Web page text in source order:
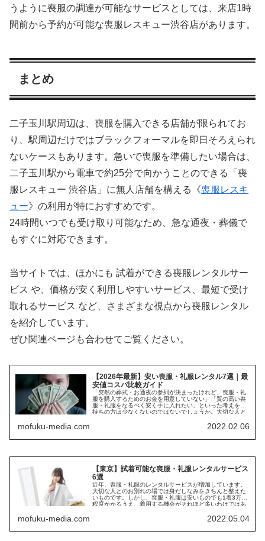
うように喪服の調達が可能なサービスとしては、来店1時
間前から予約が可能な喪服レスキュー渋谷店があります。
まとめ
二子玉川駅周辺は、喪服を購入できる店舗が限られてお
り、駅周辺だけではブラックフォーマルを即日そろえられ
ないケースもあります。急いで喪服を準備したい場合は、
二子玉川駅から電車で約25分で向かうことのできる「喪
服レスキュー 渋谷店」に無人店舗を構える《喪服レスキ
ュー》の利用が特におすすめです。
24時間いつでも受け取り可能なため、急な通夜・葬儀で
もすぐに対応できます。
当サイトでは、ほかにも 試着ができる喪服レンタルサー
ビス や、価格が安く利用しやすいサービス、最短で受け
取れるサービス など、さまざまな視点から喪服レンタル
を紹介しています。
ぜひ関連ページも合わせてご覧ください。
【2026年最新】安い喪服・礼服レンタル7選｜最
安値コスパ比較ガイド
「突然の葬式・お通夜の参列が決まったけれど、喪服・礼
服を購入するためのお金を用意していない」「質の高い喪
服・礼服をなるべく安く手に入れたい」といった考えをお
持ちの方は少なくないのではないでしょうか。大切な人と
mofuku-media.com 2022.02.06
【東京】試着可能な喪服・礼服レンタルサービス
6選
近年、喪服・礼服のレンタルサービスが増加しています。
大切な人とのお別れの場では身だしなみをきちんと整えた
いものです。しかし、喪服・礼服は安いものでも1着3万円
程度かかるうえ、着用する機会がそれほど多いわけではあ
mofuku-media.com 2022.05.04